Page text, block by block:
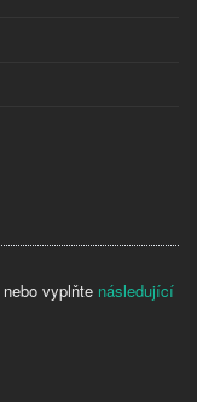
nebo vyplňte následující